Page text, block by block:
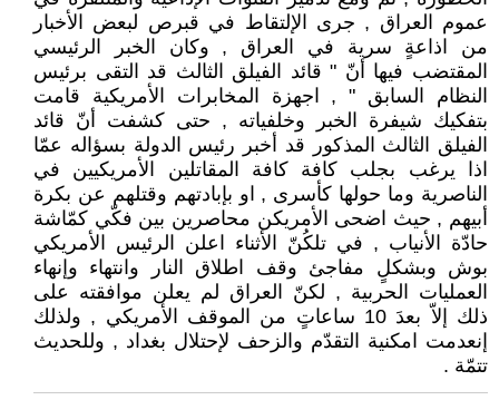
عموم العراق , جرى الإلتقاط في قبرص لبعض الأخبار
من اذاعةٍ سرية في العراق , وكان الخبر الرئيسي
المقتضب فيها أنّ " قائد الفيلق الثالث قد التقى برئيس
النظام السابق " , اجهزة المخابرات الأمريكية قامت
بتفكيك شيفرة الخبر وخلفياته , حتى كشفت أنّ قائد
الفيلق الثالث المذكور قد أخبر رئيس الدولة بسؤاله عمّا
اذا يرغب بجلب كافة كافة المقاتلين الأمريكيين في
الناصرية وما حولها كأسرى , او بإبادتهم وقتلهم عن بكرة
أبيهم , حيث اضحى الأمريكن محاصرين بين فكّي كمّاشة
حادّة الأنياب , في تلكُنّ الأثناء اعلن الرئيس الأمريكي
بوش وبشكلٍ مفاجئ وقف اطلاق النار وانتهاء وإنهاء
العمليات الحربية , لكنّ العراق لم يعلن موافقته على
ذلك إلاّ بعدَ 10 ساعاتٍ من الموقف الأمريكي , ولذلك
إنعدمت امكنية التقدّم والزحف لإحتلال بغداد , وللحديث
تتمّة .